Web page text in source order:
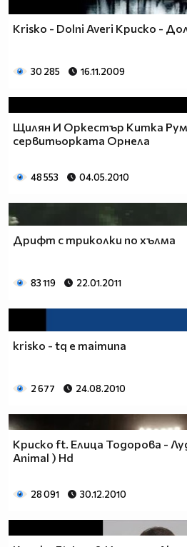
Krisko - Dolni Averi Криско -
30 285 16.11.2009
Щилян И Оркестър Китка
сервитьорката Орнела
48 553 04.05.2010
Дрифт с триколки по хълма
83 119 22.01.2011
krisko - tq e maimuna
2 677 24.08.2010
Криско ft. Елица Тодорова -
Animal ) Hd
28 091 30.12.2010